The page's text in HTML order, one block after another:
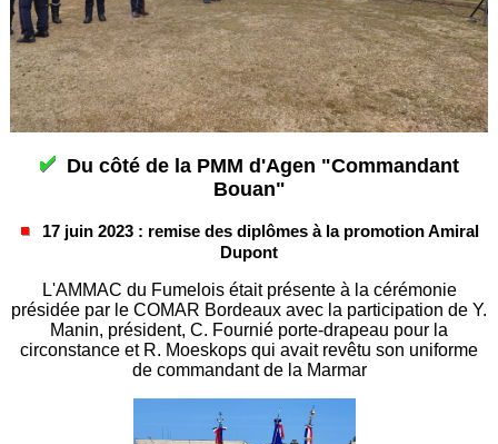
Du côté de la PMM d'Agen "Commandant
Bouan"
17 juin 2023 : remise des diplômes à la promotion Amiral
Dupont
L'AMMAC du Fumelois était présente à la cérémonie
présidée par le COMAR Bordeaux avec la participation de Y.
Manin, président, C. Fournié porte-drapeau pour la
circonstance et R. Moeskops qui avait revêtu son uniforme
de commandant de la Marmar